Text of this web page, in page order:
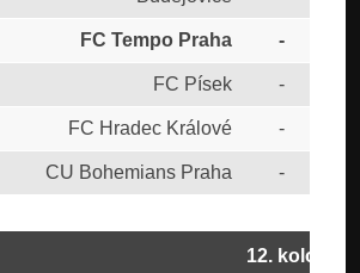
FC Tempo Praha -
FC Písek -
FC Hradec Králové -
CU Bohemians Praha -
12. kolo